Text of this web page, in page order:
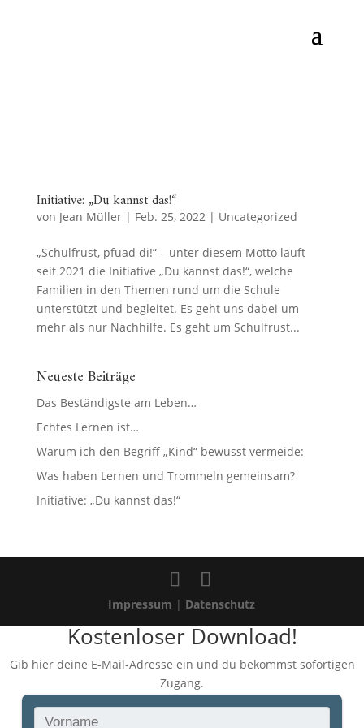
Initiative: „Du kannst das!“
von Jean Müller| Feb. 25, 2022| Uncategorized
„Schulfrust, pfüad di!“ – unter diesem Motto läuft
seit 2021 die Initiative „Du kannst das!“, welche
Familien in den Themen rund um die Schule
unterstützt und begleitet. Es geht uns dabei um
mehr als nur Nachhilfe. Es geht um Schulfrust...
Neueste Beiträge
Das Beständigste am Leben…
Echtes Lernen ist…
Warum ich den Begriff „Kind“ bewusst vermeide:
Was haben Lernen und Trommeln gemeinsam?
Initiative: „Du kannst das!“
Impressum | Datenschutz
Kostenloser Download!
Gib hier deine E-Mail-Adresse ein und du bekommst sofortigen
Zugang.